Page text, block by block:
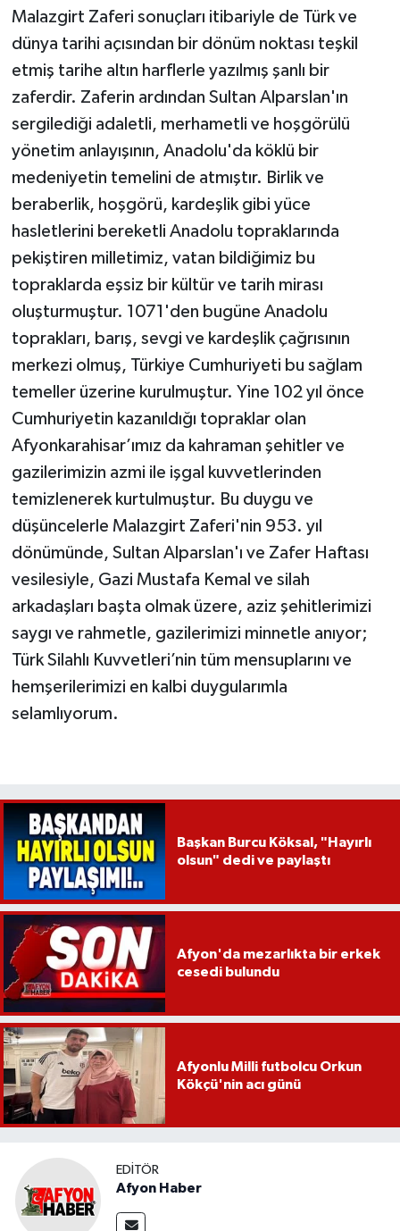
Malazgirt Zaferi sonuçları itibariyle de Türk ve
dünya tarihi açısından bir dönüm noktası teşkil
etmiş tarihe altın harflerle yazılmış şanlı bir
zaferdir. Zaferin ardından Sultan Alparslan'ın
sergilediği adaletli, merhametli ve hoşgörülü
yönetim anlayışının, Anadolu'da köklü bir
medeniyetin temelini de atmıştır. Birlik ve
beraberlik, hoşgörü, kardeşlik gibi yüce
hasletlerini bereketli Anadolu topraklarında
pekiştiren milletimiz, vatan bildiğimiz bu
topraklarda eşsiz bir kültür ve tarih mirası
oluşturmuştur. 1071'den bugüne Anadolu
toprakları, barış, sevgi ve kardeşlik çağrısının
merkezi olmuş, Türkiye Cumhuriyeti bu sağlam
temeller üzerine kurulmuştur. Yine 102 yıl önce
Cumhuriyetin kazanıldığı topraklar olan
Afyonkarahisar’ımız da kahraman şehitler ve
gazilerimizin azmi ile işgal kuvvetlerinden
temizlenerek kurtulmuştur. Bu duygu ve
düşüncelerle Malazgirt Zaferi'nin 953. yıl
dönümünde, Sultan Alparslan'ı ve Zafer Haftası
vesilesiyle, Gazi Mustafa Kemal ve silah
arkadaşları başta olmak üzere, aziz şehitlerimizi
saygı ve rahmetle, gazilerimizi minnetle anıyor;
Türk Silahlı Kuvvetleri’nin tüm mensuplarını ve
hemşerilerimizi en kalbi duygularımla
selamlıyorum.
Başkan Burcu Köksal, "Hayırlı
olsun" dedi ve paylaştı
Afyon'da mezarlıkta bir erkek
cesedi bulundu
Afyonlu Milli futbolcu Orkun
Kökçü'nin acı günü
EDITÖR
Afyon Haber